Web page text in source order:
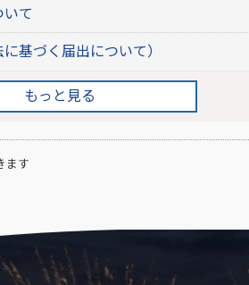
て
基づく届出について）
もっと見る
ます